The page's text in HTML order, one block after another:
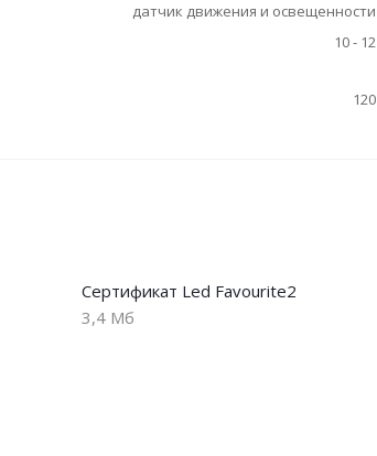
датчик движения и освещенности
10 - 12
120
Сертификат Led Favourite2
3,4 Мб